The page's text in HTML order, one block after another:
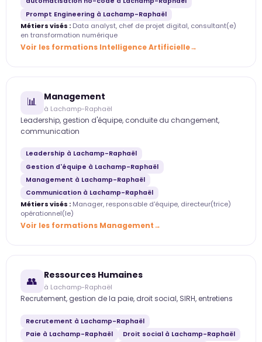
Prompt Engineering à Lachamp-Raphaël
Métiers visés : Data analyst, chef de projet digital, consultant(e)
en transformation numérique
Voir les formations Intelligence Artificielle
📊 Management
à Lachamp-Raphaël
Leadership, gestion d'équipe, conduite du changement,
communication
Leadership à Lachamp-Raphaël
Gestion d'équipe à Lachamp-Raphaël
Management à Lachamp-Raphaël
Communication à Lachamp-Raphaël
Métiers visés : Manager, responsable d'équipe, directeur(trice)
opérationnel(le)
Voir les formations Management
👥 Ressources Humaines
à Lachamp-Raphaël
Recrutement, gestion de la paie, droit social, SIRH, entretiens
Recrutement à Lachamp-Raphaël
Paie à Lachamp-Raphaël
Droit social à Lachamp-Raphaël